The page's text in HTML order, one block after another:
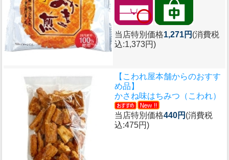
当店特別価格1,271円 (消費税
込:1,373円)
【こわれ屋本舗からのおすす
め品】
かさね味はちみつ（こわれ）
当店特別価格440円 (消費税
込:475円)